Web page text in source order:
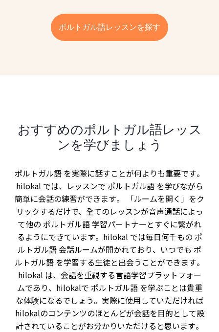
ポルトガル語レッスンを探す
おすすめのポルトガル語レッス
ンを学びましょう
ポルトガル語 を実際に話すことが何よりも重要です。
hilokal では、レッスンで ポルトガル語 を学びながら
簡単に会話の練習ができます。 「ルームを開く」をク
リックするだけで、全てのレッスンが音声通話によっ
て他の ポルトガル語 学習パートナーとすぐに繋がれ
るようにできています。hilokal では毎日何千もの ポ
ルトガル語 会話ルームが開かれており、いつでも ポ
ルトガル語 を学習する生徒と出会うことができます。
hilokal は、会話を重視する言語学習プラットフォー
ムであり、hilokalで ポルトガル語 を学ぶことは貴重
な体験になるでしょう。実際に使用していただければ
hilokalのコンテンツのほとんどが会話を目的として設
計されていることがお分かりいただけると思います。